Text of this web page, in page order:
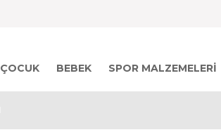
ÇOCUK BEBEK SPOR MALZEMELERI